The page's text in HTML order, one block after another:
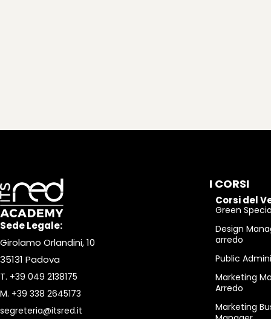
Sede Legale:
Girolamo Orlandini, 10
35131 Padova
T. +39 049 2138175
M. +39 338 2645173
segreteria@itsred.it
I CORSI
Corsi del
Green
Design
arredo
Public
Marketing
Arredo
Marketing